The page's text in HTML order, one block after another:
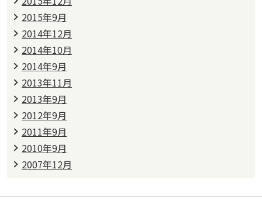
2015年9月
2014年12月
2014年10月
2014年9月
2013年11月
2013年9月
2012年9月
2011年9月
2010年9月
2007年12月